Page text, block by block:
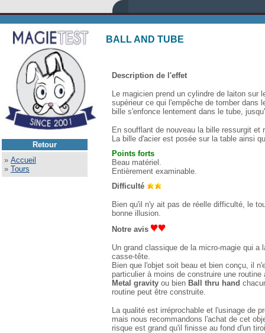
Retour
» Accueil
» Tours
BALL AND TUBE
Description de l'effet
Le magicien prend un cylindre de laiton sur
supérieur ce qui l'empêche de tomber dans
bille s'enfonce lentement dans le tube,
En soufflant de nouveau la bille ressurgit
La bille d'acier est posée sur la table ainsi
Points forts
Beau matériel.
Entièrement examinable.
Difficulté
Bien qu'il n'y ait pas de réelle difficulté, le
bonne illusion.
Notre avis
Un grand classique de la micro-magie qui
casse-tête.
Bien que l'objet soit beau et bien conçu, il
particulier à moins de construire une
Metal gravity ou bien Ball thru hand
routine peut être construite.
La qualité est irréprochable et l'usinage de
mais nous recommandons l'achat de cet
risque est grand qu'il finisse au fond d'un